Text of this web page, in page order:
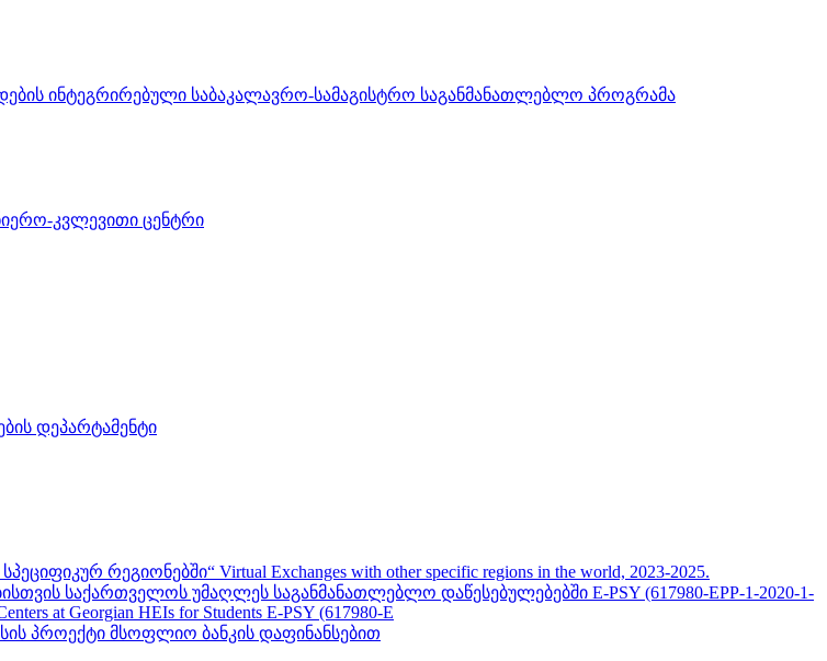
ინტეგრირებული საბაკალავრო-სამაგისტრო საგანმანათლებლო პროგრამა
კვლევითი ცენტრი
დეპარტამენტი
რეგიონებში“ Virtual Exchanges with other specific regions in the world, 2023-2025.
საქართველოს უმაღლეს საგანმანათლებლო დაწესებულებებში E-PSY (617980-EPP-1-2020-1-
at Georgian HEIs for Students E-PSY (617980-E
პროექტი მსოფლიო ბანკის დაფინანსებით